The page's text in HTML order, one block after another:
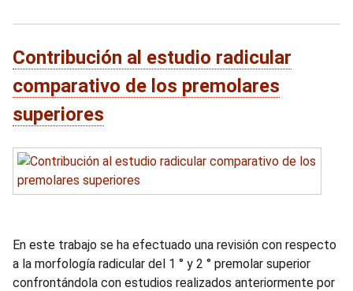
Contribución al estudio radicular
comparativo de los premolares
superiores
En este trabajo se ha efectuado una revisión con respecto
a la morfología radicular del 1 ° y 2 ° premolar superior
confrontándola con estudios realizados anteriormente por